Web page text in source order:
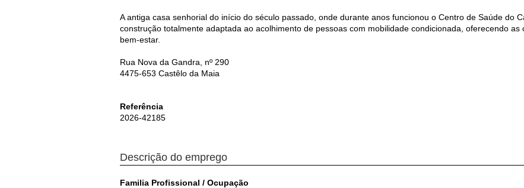
A antiga casa senhorial do início do século passado, onde durante anos funcionou o Centro de Saúde do
construção totalmente adaptada ao acolhimento de pessoas com mobilidade condicionada, oferecendo
bem-estar.
Rua Nova da Gandra, nº 290
4475-653 Castêlo da Maia
Referência
2026-42185
Descrição do emprego
Familia Profissional / Ocupação